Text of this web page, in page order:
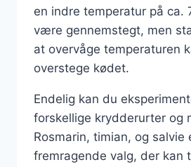
en indre temperatur på ca.
være gennemstegt, men
at overvåge temperaturen
overstege kødet.
Endelig kan du
forskellige krydderurter og
Rosmarin, timian, og salvie
fremragende valg, der kan